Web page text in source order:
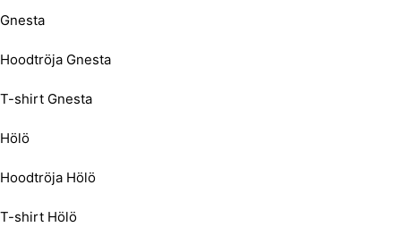
Gnesta
Hoodtröja Gnesta
T-shirt Gnesta
Hölö
Hoodtröja Hölö
T-shirt Hölö